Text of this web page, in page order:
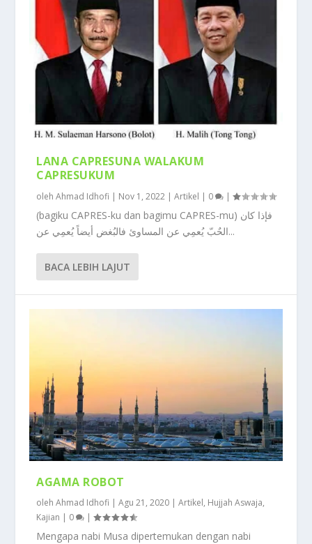
LANA CAPRESUNA WALAKUM
CAPRESUKUM
olehAhmad Idhofi | Nov 1, 2022 |Artikel | 0 |
(bagiku CAPRES-ku dan bagimu CAPRES-mu) فإذا كان
الحٌبّ يُعمِي عن المساوئ فالبُغض أيضاً يُعمِي عن...
BACA LEBIH LAJUT
AGAMA ROBOT
olehAhmad Idhofi |Agu 21, 2020 |Artikel, Hujjah Aswaja,
Kajian | 0 |
Mengapa nabi Musa dipertemukan dengan nabi